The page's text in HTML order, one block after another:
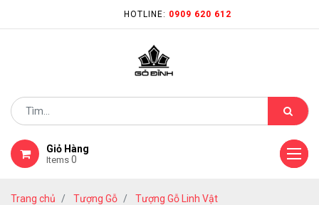
HOTLINE: 0909 620 612
Giỏ Hàng
Items 0
Trang chủ Tượng Gỗ
Tượng Gỗ Linh Vật